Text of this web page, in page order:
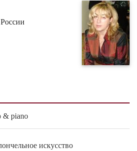
& piano
искусство